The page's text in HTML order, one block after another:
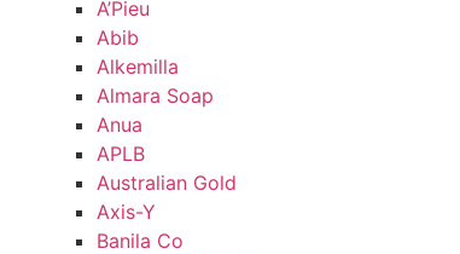
A’Pieu
Abib
Alkemilla
Almara Soap
Anua
APLB
Australian Gold
Axis-Y
Banila Co